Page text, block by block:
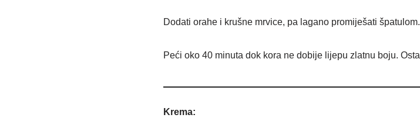
Dodati orahe i krušne mrvice, pa lagano promiješati
Peći oko 40 minuta dok kora ne dobije lijepu zlatnu boju.
Krema: